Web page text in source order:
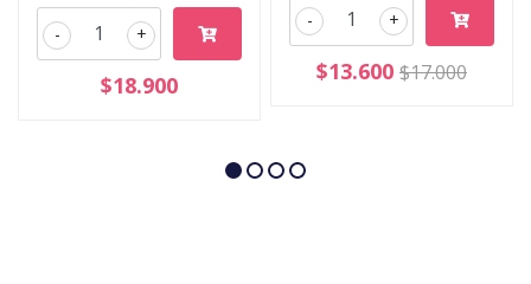
+
-
$18.900
+
-
$13.600 $17.000